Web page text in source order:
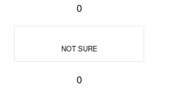
0
NOT SURE
0